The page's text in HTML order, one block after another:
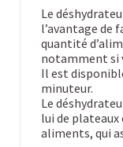
Le
l’avantage de
quantité
notamment si
Il est
minuteur.
Le
lui de
aliments, qui